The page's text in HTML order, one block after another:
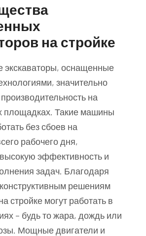
на стройке
экскаваторы, оснащенные
значительно
на
площадках. Такие машины
без сбоев на
рабочего дня,
эффективность и
задач. Благодаря
решениям
стройке могут работать в
– будь то жара, дождь или
Мощные двигатели и